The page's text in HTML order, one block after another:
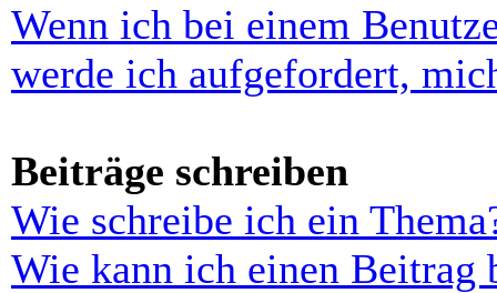
Wenn ich bei einem
werde ich aufgefordert,
Beiträge schreiben
Wie schreibe ich ein
Wie kann ich einen Beitrag